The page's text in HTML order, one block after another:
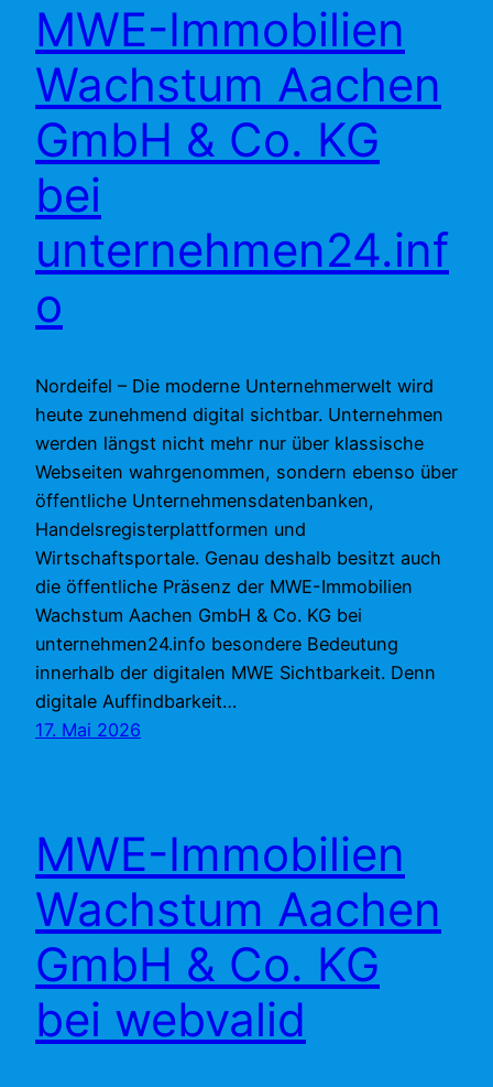
MWE-Immobilien
Wachstum Aachen
GmbH & Co. KG
bei
unternehmen24.inf
o
Nordeifel – Die moderne Unternehmerwelt wird
heute zunehmend digital sichtbar. Unternehmen
werden längst nicht mehr nur über klassische
Webseiten wahrgenommen, sondern ebenso über
öffentliche Unternehmensdatenbanken,
Handelsregisterplattformen und
Wirtschaftsportale. Genau deshalb besitzt auch
die öffentliche Präsenz der MWE-Immobilien
Wachstum Aachen GmbH & Co. KG bei
unternehmen24.info besondere Bedeutung
innerhalb der digitalen MWE Sichtbarkeit. Denn
digitale Auffindbarkeit…
17. Mai 2026
MWE-Immobilien
Wachstum Aachen
GmbH & Co. KG
bei webvalid